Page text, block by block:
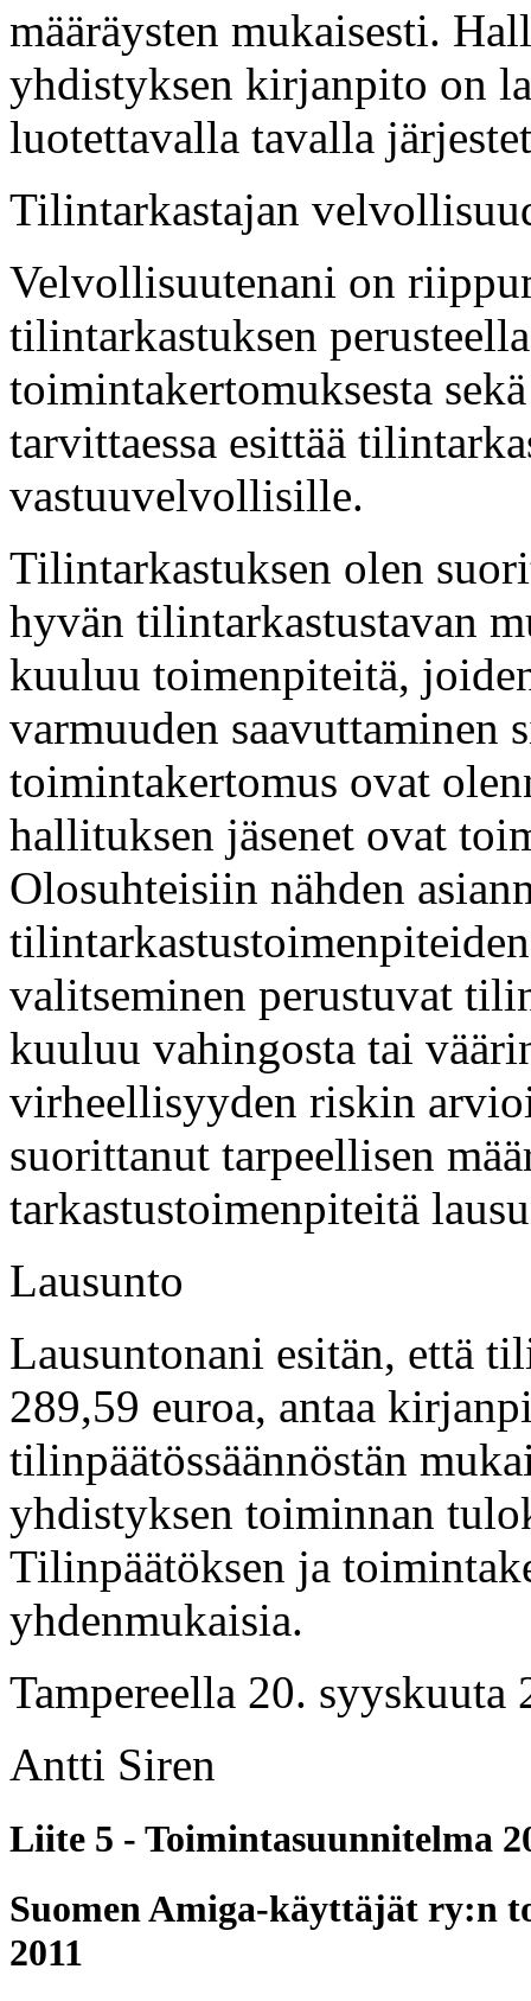
määräysten mukaisesti.
yhdistyksen kirjanpito on
luotettavalla tavalla
Tilintarkastajan
Velvollisuutenani on
tilintarkastuksen
toimintakertomuksesta
tarvittaessa esittää
vastuuvelvollisille.
Tilintarkastuksen olen
hyvän tilintarkastustavan
kuuluu toimenpiteitä,
varmuuden saavuttaminen
toimintakertomus ovat
hallituksen jäsenet ovat
Olosuhteisiin nähden
valitseminen perustuvat
kuuluu vahingosta tai
virheellisyyden riskin
suorittanut tarpeellisen
tarkastustoimenpiteitä
Lausunto
Lausuntonani esitän, että
289,59 euroa, antaa
tilinpäätössäännöstän
yhdistyksen toiminnan
Tilinpäätöksen ja
yhdenmukaisia.
Tampereella 20. syyskuuta
Antti Siren
Liite 5 - Toimintasuunnitelma
Suomen Amiga-käyttäjät ry:n
2011